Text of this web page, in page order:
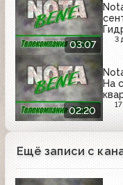
03:07
3
02:20
На
Ещё записи с